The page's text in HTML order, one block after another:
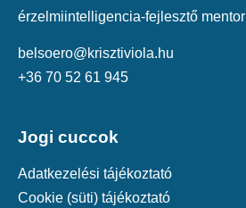
érzelmiintelligencia-fejlesztő mentor
belsoero@krisztiviola.hu
+36 70 52 61 945
Jogi cuccok
Adatkezelési tájékoztató
Cookie (süti) tájékoztató